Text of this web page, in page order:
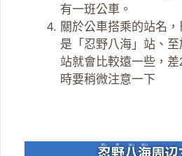
有一班公車。
關於公車搭乘的站名
是「忍野八海」站、至
站就會比較遠一些，
時要稍微注意一下